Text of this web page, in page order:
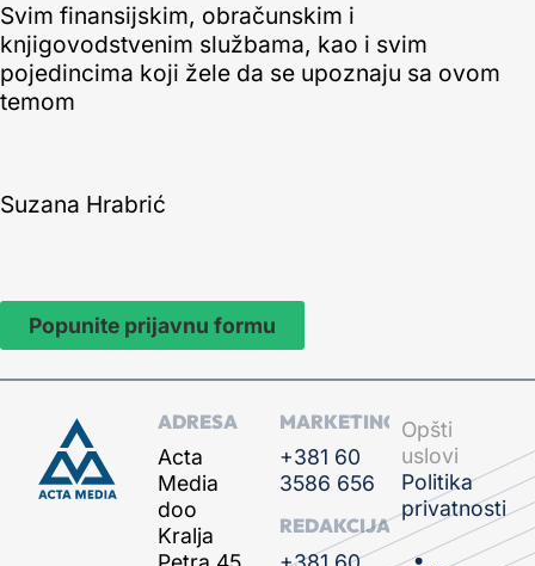
Svim finansijskim, obračunskim i
knjigovodstvenim službama, kao i svim
pojedincima koji žele da se upoznaju sa ovom
temom
Suzana Hrabrić
Popunite prijavnu formu
ADRESA
Acta
Media
doo
Kralja
MARKETING
+381 60
3586 656
REDAKCIJA
Opšti
uslovi
Politika
privatnosti